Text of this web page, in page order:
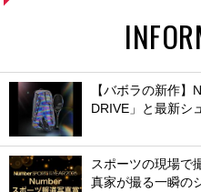
【バボラの新作】
DRIVE」と最新シ
スポーツの現場で
真家が撮る一瞬の